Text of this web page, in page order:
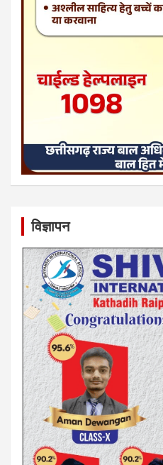
विज्ञापन